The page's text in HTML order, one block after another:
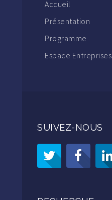
Accueil
Présentation
Programme
Espace Entreprises
SUIVEZ-NOUS